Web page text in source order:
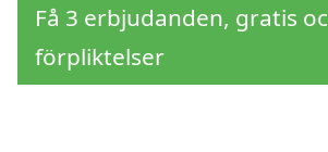
Få 3 erbjudanden, gratis
förpliktelser